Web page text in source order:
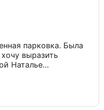
выдала мне
Подробно
мною вопросы. Была
лишнего. Я
именно у
написала в отзыве.
парковка. Была
выразить
Наталье
внимательность.
приём.